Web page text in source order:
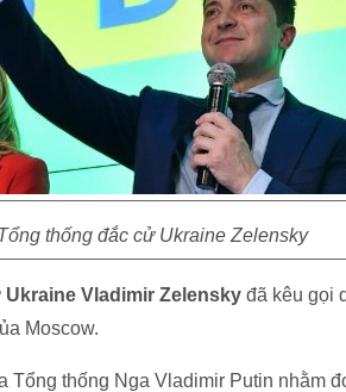
thống đắc cử Ukraine Zelensky
Vladimir Zelensky đã kêu gọi
Moscow.
Tổng thống Nga Vladimir Putin nhằm